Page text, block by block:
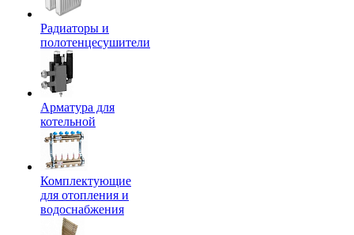
Радиаторы и
полотенцесушители
Арматура для
котельной
Комплектующие
для отопления и
водоснабжения